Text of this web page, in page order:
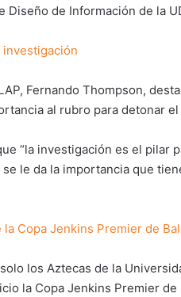
de Información de la
investigación
Fernando Thompson,
al rubro para detonar
“la investigación es el pilar
le da la importancia que
Copa Jenkins Premier de
los Aztecas de la
la Copa Jenkins Premier de